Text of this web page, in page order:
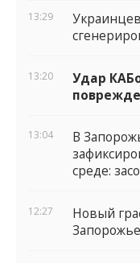
13:29
13:20
Удар
13:04
В
среде:
12:27
Новый